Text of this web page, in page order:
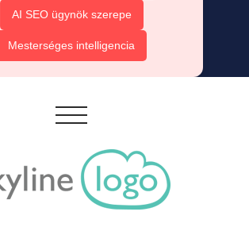
AI SEO ügynök szerepe
Mesterséges intelligencia